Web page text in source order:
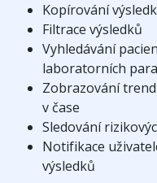
Kopírování
Filtrace výsledků
Vyhledávání
laboratorních
Zobrazování
v čase
Sledování
Notifikace
výsledků